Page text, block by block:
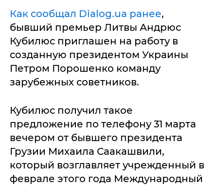
Как сообщал Dialog.ua ранее,
бывший премьер Литвы Андрюс
Кубилюс приглашен на работу в
созданную президентом Украины
Петром Порошенко команду
зарубежных советников.
Кубилюс получил такое
предложение по телефону 31 марта
вечером от бывшего президента
Грузии Михаила Саакашвили,
который возглавляет учрежденный в
феврале этого года Международный